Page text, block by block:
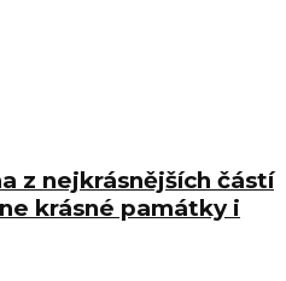
z nejkrásnějších částí
krásné památky i